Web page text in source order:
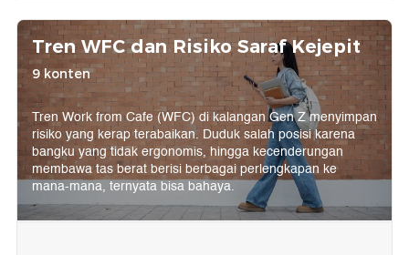
Tren WFC dan Risiko Saraf Kejepit
9 konten
Tren Work from Cafe (WFC) di kalangan Gen Z menyimpan
risiko yang kerap terabaikan. Duduk salah posisi karena
bangku yang tidak ergonomis, hingga kecenderungan
membawa tas berat berisi berbagai perlengkapan ke
mana-mana, ternyata bisa bahaya.